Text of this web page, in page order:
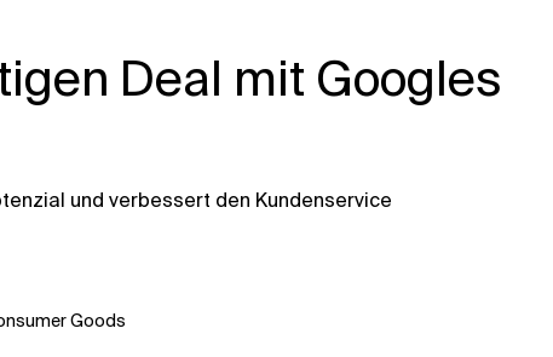
Fehler
treffen oder
Deal mit Googles
und verbessert den Kundenservice
Goods